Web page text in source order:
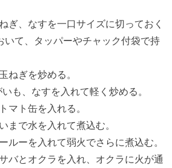
、なすを一口サイズに切っておく
いて、タッパーやチャック付袋で持
ぎを炒める。
、なすを入れて軽く炒める。
ト缶を入れる。
で水を入れて煮込む。
ーを入れて弱火でさらに煮込む。
とオクラを入れ、オクラに火が通